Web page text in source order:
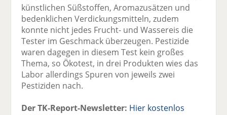
künstlichen Süßstoffen, Aromazusätzen und
bedenklichen Verdickungsmitteln, zudem
konnte nicht jedes Frucht- und Wassereis die
Tester im Geschmack überzeugen. Pestizide
waren dagegen in diesem Test kein großes
Thema, so Ökotest, in drei Produkten wies das
Labor allerdings Spuren von jeweils zwei
Pestiziden nach.
Der TK-Report-Newsletter: Hier kostenlos